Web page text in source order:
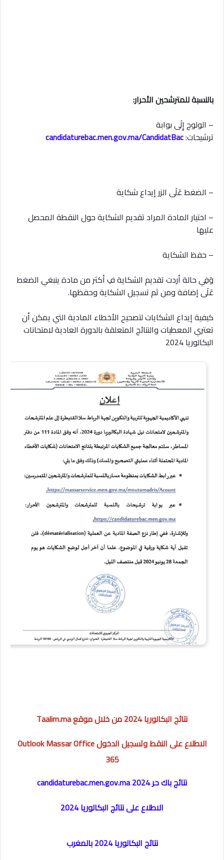
بالنسبة للمترشحين الأحرار:
– الولوج إِلَى بوابة
ترشيحات:candidaturebac.men.gov.ma/CandidatBac
– الضغط عَلَى الزر إيداع شكاية
– اختيار المادة المراد تقديم الشكاية حول النقطة المحصل
عليها
– حفظ الشكاية
وَفِي حالة أردت تقديم الشكاية فِ أكثر من مادة ينبغي الضغط
عَلَى إضافة ومن ثم تسجيل الشكاية وحفظها.
كيفية إيداع الشكايات لتصحيح الأخطاء المادية التي يمكن أن
تعتري المعطيات والنتائج المتعلقة بالدورة العادية لامتحانات
البكالوريا 2024
نتائج البكالوريا 2024 من خلال موقع Taalim.ma
الاطلاع على النقط وتسجيل الدخول Outlook Massar Office
365
نتائج باك حر 2024 candidaturebac.men.gov.ma
الاطلاع على نتائج البكالوريا 2024
نتائج البكالوريا 2024 بالمغرب